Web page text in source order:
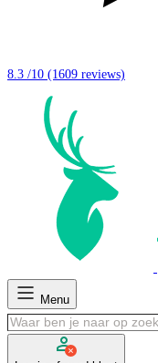
8.3 /10 (1609 reviews)
Menu